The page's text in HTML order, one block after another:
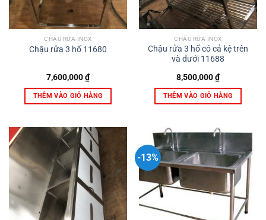
CHẬU RỬA INOX
Chậu rửa 3 hố 11680
7,600,000₫
THÊM VÀO GIỎ HÀNG
CHẬU RỬA INOX
Chậu rửa 3 hố có cả kệ trên
và dưới 11688
8,500,000₫
THÊM VÀO GIỎ HÀNG
-13%